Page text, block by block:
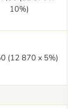
10%)
(12 870 х 5%)